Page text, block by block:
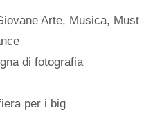
Arte, Musica, Must
di fotografia
per i big